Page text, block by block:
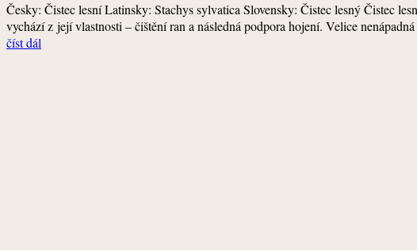
Česky: Čistec lesní Latinsky: Stachys sylvatica Slovensky: Čistec lesný Čistec
vychází z její vlastnosti – čištění ran a následná podpora hojení. Velice
číst dál